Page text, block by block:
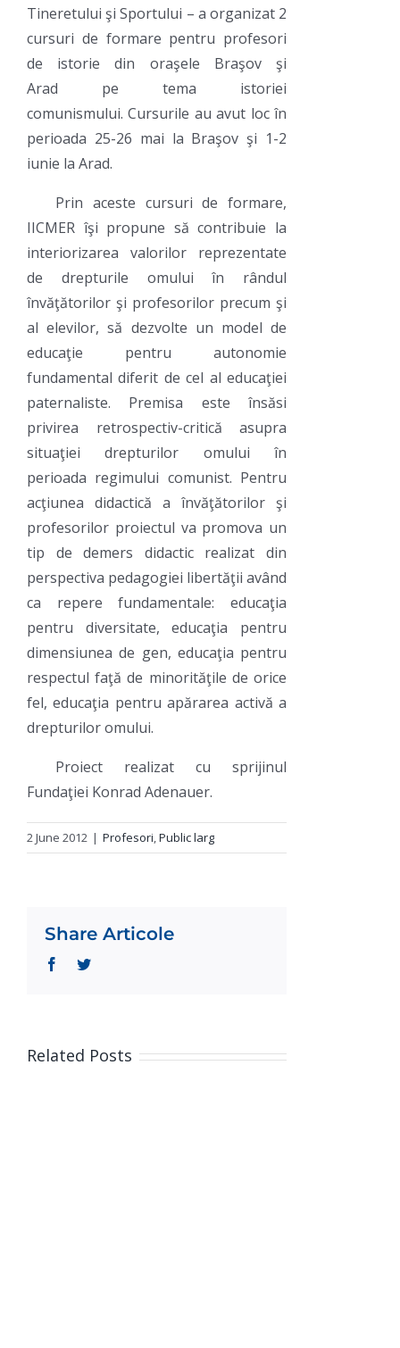
Tineretului şi Sportului – a organizat 2
cursuri de formare pentru profesori
de istorie din oraşele Braşov şi
Arad
pe tema
istoriei
comunismului. Cursurile au avut loc în
perioada 25-26 mai la Braşov şi 1-2
iunie la Arad.
Prin aceste cursuri de formare,
IICMER îşi propune să contribuie la
interiorizarea valorilor reprezentate
de drepturile omului în rândul
învăţătorilor şi profesorilor precum şi
al elevilor, să dezvolte un model de
educaţie pentru autonomie
fundamental diferit de cel al educaţiei
paternaliste. Premisa este însăsi
privirea retrospectiv-critică asupra
situaţiei drepturilor omului în
perioada regimului comunist. Pentru
acţiunea didactică a învăţătorilor şi
profesorilor proiectul va promova un
tip de demers didactic realizat din
perspectiva pedagogiei libertăţii având
ca repere fundamentale: educaţia
pentru diversitate, educaţia pentru
dimensiunea de gen, educaţia pentru
respectul faţă de minorităţile de orice
fel, educaţia pentru apărarea activă a
drepturilor omului.
Proiect realizat cu sprijinul
Fundaţiei Konrad Adenauer.
2 June 2012 | Profesori,Public larg
Share Articole
FacebookTwitter
Related Posts